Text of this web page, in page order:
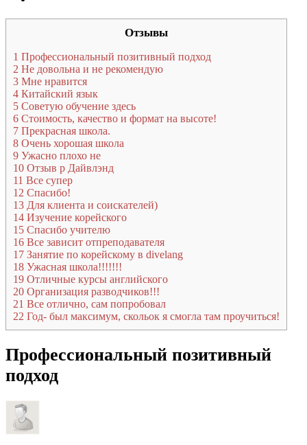
Отзывы
1 Профессиональный позитивный подход
2 Не довольна и не рекомендую
3 Мне нравится
4 Китайский язык
5 Советую обучение здесь
6 Стоимость, качество и формат на высоте!
7 Прекрасная школа.
8 Очень хорошая школа
9 Ужасно плохо не
10 Отзыв р Дайвлэнд
11 Все супер
12 Спасибо!
13 Для клиента и соискателей)
14 Изучение корейского
15 Спасибо учителю
16 Все зависит отпреподавателя
17 Занятие по корейскому в divelang
18 Ужасная школа!!!!!!!
19 Отличные курсы английского
20 Организация разводчиков!!!
21 Все отлично, сам попробовал
22 Год- был максимум, скольок я смогла там проучиться!
Профессиональный позитивный
подход